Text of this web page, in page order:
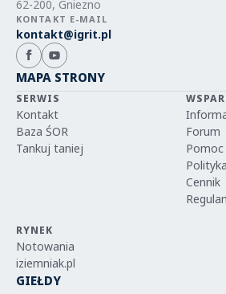
62-200, Gniezno
KONTAKT E-MAIL
kontakt@igrit.pl
MAPA STRONY
SERWIS
Kontakt
Baza ŚOR
Tankuj taniej
Forum
Pomoc
Cennik
RYNEK
Notowania
iziemniak.pl
GIEŁDY